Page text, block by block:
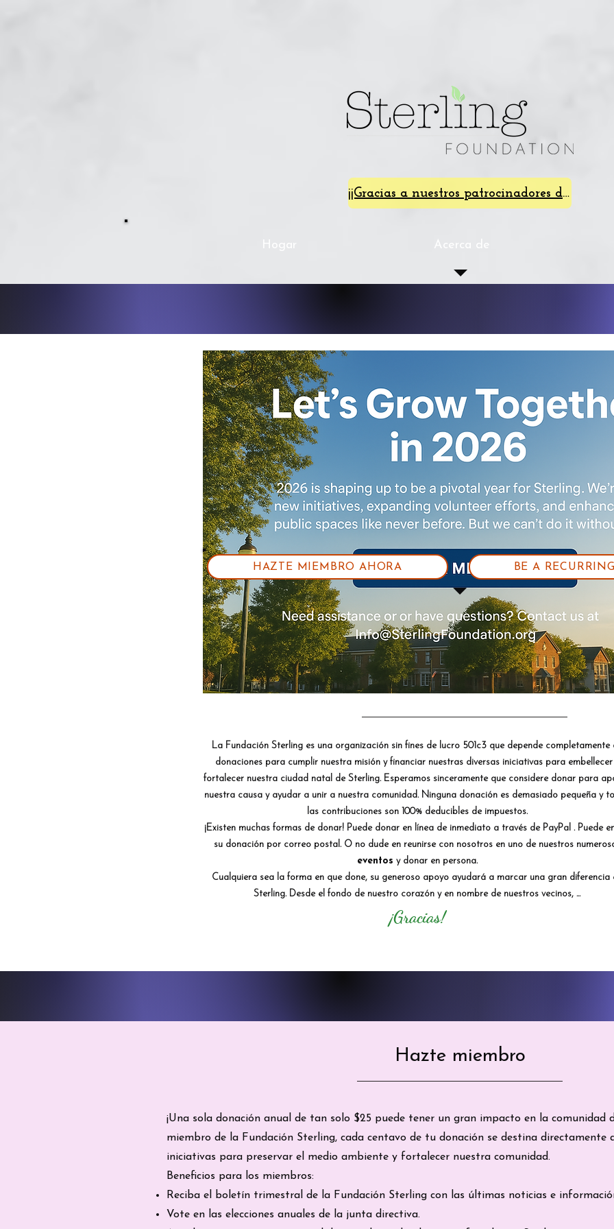
¡¡Gracias a nuestros patrocinadores de SterlingFest 2024!!
Hogar Acerca de
HAZTE MIEMBRO AHORA BE A
La Fundación Sterling es una organización sin fines de lucro 501c3 que depende completamente
donaciones para cumplir nuestra misión y financiar nuestras diversas iniciativas para embellecer
fortalecer nuestra ciudad natal de Sterling. Esperamos sinceramente que considere donar para
nuestra causa y ayudar a unir a nuestra comunidad. Ninguna donación es demasiado pequeña y
las contribuciones son 100% deducibles de impuestos.
¡Existen muchas formas de donar! Puede donar en línea de inmediato a través de PayPal . Puede
su donación por correo postal. O no dude en reunirse con nosotros en uno de nuestros
eventos y donar en persona.
Cualquiera sea la forma en que done, su generoso apoyo ayudará a marcar una gran diferencia
Sterling. Desde el fondo de nuestro corazón y en nombre de nuestros vecinos, ...
¡Gracias!
Hazte miembro
¡Una sola donación anual de tan solo $25 puede tener un gran impacto en la comunidad
miembro de la Fundación Sterling, cada centavo de tu donación se destina directamente
iniciativas para preservar el medio ambiente y fortalecer nuestra comunidad.
Beneficios para los miembros:
Reciba el boletín trimestral de la Fundación Sterling con las últimas noticias e
Vote en las elecciones anuales de la junta directiva.